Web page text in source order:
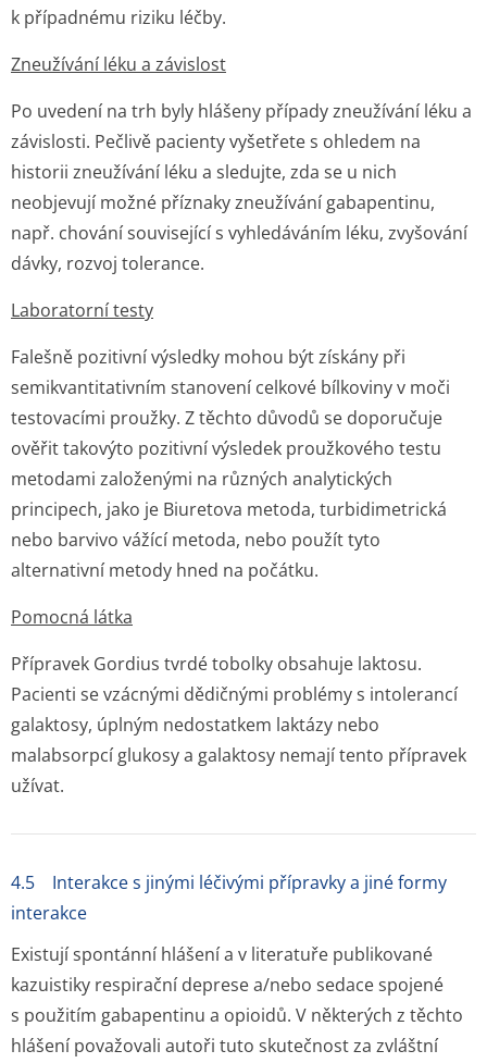
k případnému riziku léčby.
Zneužívání léku a závislost
Po uvedení na trh byly hlášeny případy zneužívání léku a
závislosti. Pečlivě pacienty vyšetřete s ohledem na
historii zneužívání léku a sledujte, zda se u nich
neobjevují možné příznaky zneužívání gabapentinu,
např. chování související s vyhledáváním léku, zvyšování
dávky, rozvoj tolerance.
Laboratorní testy
Falešně pozitivní výsledky mohou být získány při
semikvantitativním stanovení celkové bílkoviny v moči
testovacími proužky. Z těchto důvodů se doporučuje
ověřit takovýto pozitivní výsledek proužkového testu
metodami založenými na různých analytických
principech, jako je Biuretova metoda, turbidimetrická
nebo barvivo vážící metoda, nebo použít tyto
alternativní metody hned na počátku.
Pomocná látka
Přípravek Gordius tvrdé tobolky obsahuje laktosu.
Pacienti se vzácnými dědičnými problémy s intolerancí
galaktosy, úplným nedostatkem laktázy nebo
malabsorpcí glukosy a galaktosy nemají tento přípravek
užívat.
4.5 Interakce s jinými léčivými přípravky a jiné formy
interakce
Existují spontánní hlášení a v literatuře publikované
kazuistiky respirační deprese a/nebo sedace spojené
s použitím gabapentinu a opioidů. V některých z těchto
hlášení považovali autoři tuto skutečnost za zvláštní